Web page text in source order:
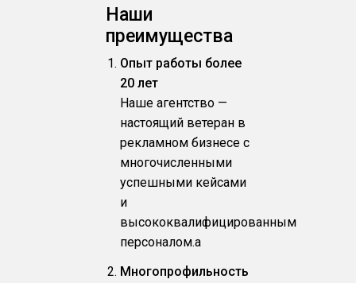
Наши
преимущества
Опыт работы более
20 лет
Наше агентство —
настоящий ветеран в
рекламном бизнесе с
многочисленными
успешными кейсами
и
высококвалифицированным
персоналом.a
Многопрофильность